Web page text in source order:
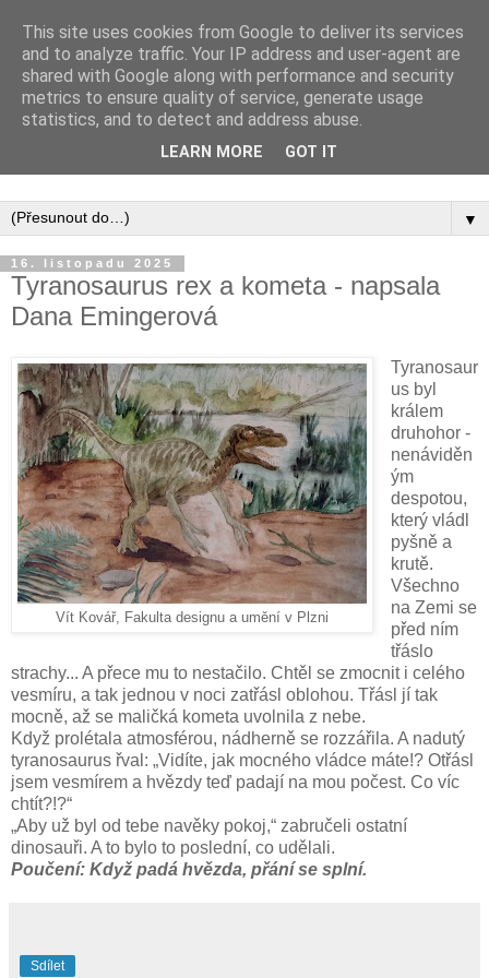
Inspirujte se tím, co píší posluchači kurzů a co se na nich
▼
16. listopadu 2025
Tyranosaurus rex a kometa - napsala
Dana Emingerová
Vít Kovář, Fakulta designu a umění v Plzni
Tyranosaur
us byl
králem
druhohor -
nenáviděn
ým
despotou,
který vládl
pyšně a
krutě.
Všechno
na Zemi se
před ním
třáslo
strachy... A přece mu to nestačilo. Chtěl se zmocnit i celého
vesmíru, a tak jednou v noci zatřásl oblohou. Třásl jí tak
mocně, až se maličká kometa uvolnila z nebe.
Když prolétala atmosférou, nádherně se rozzářila. A nadutý
tyranosaurus řval: „Vidíte, jak mocného vládce máte!? Otřásl
jsem vesmírem a hvězdy teď padají na mou počest. Co víc
chtít?!?“
„Aby už byl od tebe navěky pokoj,“ zabručeli ostatní
dinosauři. A to bylo to poslední, co udělali.
Poučení: Když padá hvězda, přání se splní.
Sdílet
This site uses cookies from Google to deliver its services
and to analyze traffic. Your IP address and user-agent are
shared with Google along with performance and security
metrics to ensure quality of service, generate usage
statistics, and to detect and address abuse.
LEARN MORE GOT IT